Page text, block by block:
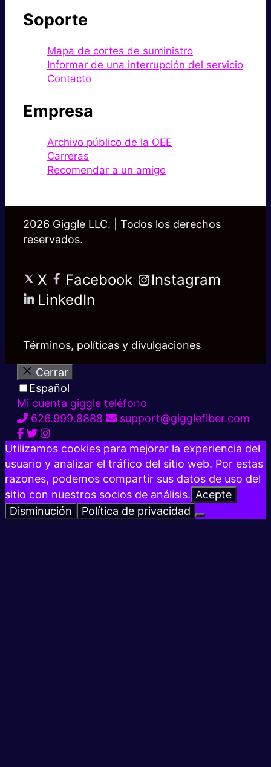
Soporte
Mapa de cortes de suministro
Informar de una interrupción del servicio
Contacto
Empresa
Archivo público de la OEE
Carreras
Recomendar a un amigo
2026 Giggle LLC. | Todos los derechos
reservados.
X Facebook
Instagram
LinkedIn
Términos, políticas y divulgaciones
Cerrar
Español
Mi cuenta giggle teléfono
626.999.8888
support@gigglefiber.com
Utilizamos cookies para mejorar la experiencia del
usuario y analizar el tráfico del sitio web. Por estas
razones, podemos compartir sus datos de uso del
sitio con nuestros socios de análisis. Acepte
Disminución
Política de privacidad